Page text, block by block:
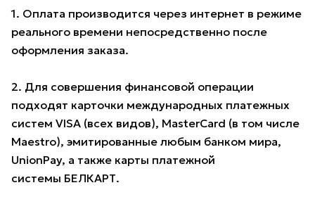
1. Оплата производится через интернет в режиме
реального времени непосредственно после
оформления заказа.
2. Для совершения финансовой операции
подходят карточки международных платежных
систем VISA (всех видов), MasterCard (в том числе
Maestro), эмитированные любым банком мира,
UnionPay, а также карты платежной
системы БЕЛКАРТ.